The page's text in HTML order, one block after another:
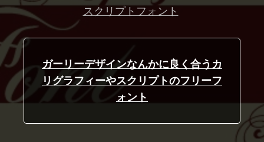
スクリプトフォント
ガーリーデザインなんかに良く合うカ
リグラフィーやスクリプトのフリーフ
ォント